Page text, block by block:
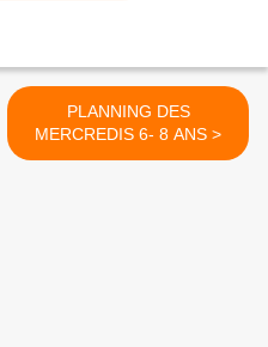
PLANNING DES
MERCREDIS 6- 8 ANS >